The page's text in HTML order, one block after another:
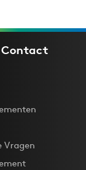
Contact
Vragen